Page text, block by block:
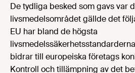
De tydliga besked som gavs var
livsmedelsområdet gällde det
EU har bland de högsta
bidrar till europeiska företags
Kontroll och tillämpning av det